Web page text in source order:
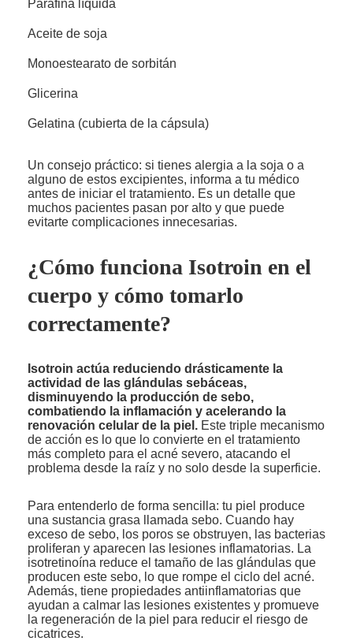
Parafina líquida
Aceite de soja
Monoestearato de sorbitán
Glicerina
Gelatina (cubierta de la cápsula)
Un consejo práctico: si tienes alergia a la soja o a
alguno de estos excipientes, informa a tu médico
antes de iniciar el tratamiento. Es un detalle que
muchos pacientes pasan por alto y que puede
evitarte complicaciones innecesarias.
¿Cómo funciona Isotroin en el
cuerpo y cómo tomarlo
correctamente?
Isotroin actúa reduciendo drásticamente la
actividad de las glándulas sebáceas,
disminuyendo la producción de sebo,
combatiendo la inflamación y acelerando la
renovación celular de la piel. Este triple mecanismo
de acción es lo que lo convierte en el tratamiento
más completo para el acné severo, atacando el
problema desde la raíz y no solo desde la superficie.
Para entenderlo de forma sencilla: tu piel produce
una sustancia grasa llamada sebo. Cuando hay
exceso de sebo, los poros se obstruyen, las bacterias
proliferan y aparecen las lesiones inflamatorias. La
isotretinoína reduce el tamaño de las glándulas que
producen este sebo, lo que rompe el ciclo del acné.
Además, tiene propiedades antiinflamatorias que
ayudan a calmar las lesiones existentes y promueve
la regeneración de la piel para reducir el riesgo de
cicatrices.